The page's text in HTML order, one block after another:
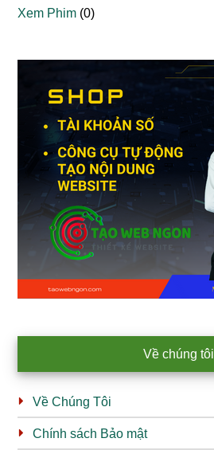
Xem Phim (0)
Về chúng tôi
Về Chúng Tôi
Chính sách Bảo mật